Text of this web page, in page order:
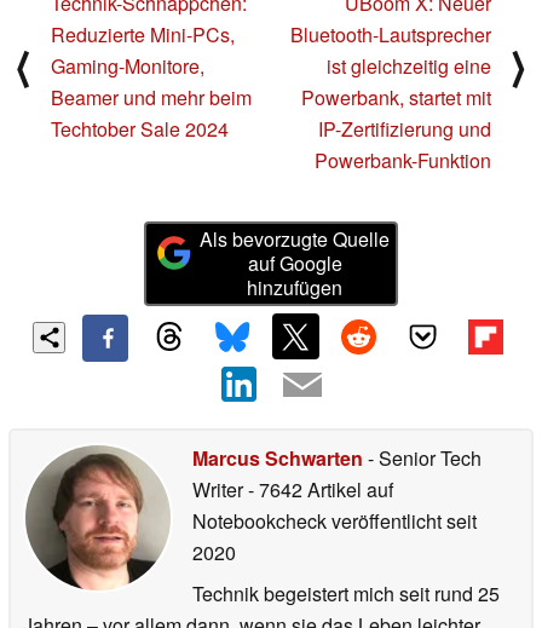
⟨
Reduzierte Mini-PCs,
Gaming-Monitore,
Beamer und mehr beim
Techtober Sale 2024
Bluetooth-Lautsprecher
ist gleichzeitig eine
Powerbank, startet mit
IP-Zertifizierung und
Powerbank-Funktion
⟩
Als bevorzugte Quelle
auf Google
hinzufügen
Marcus Schwarten - Senior Tech
Writer- 7642 Artikel auf
Notebookcheck veröffentlichtseit
2020
Technik begeistert mich seit rund 25